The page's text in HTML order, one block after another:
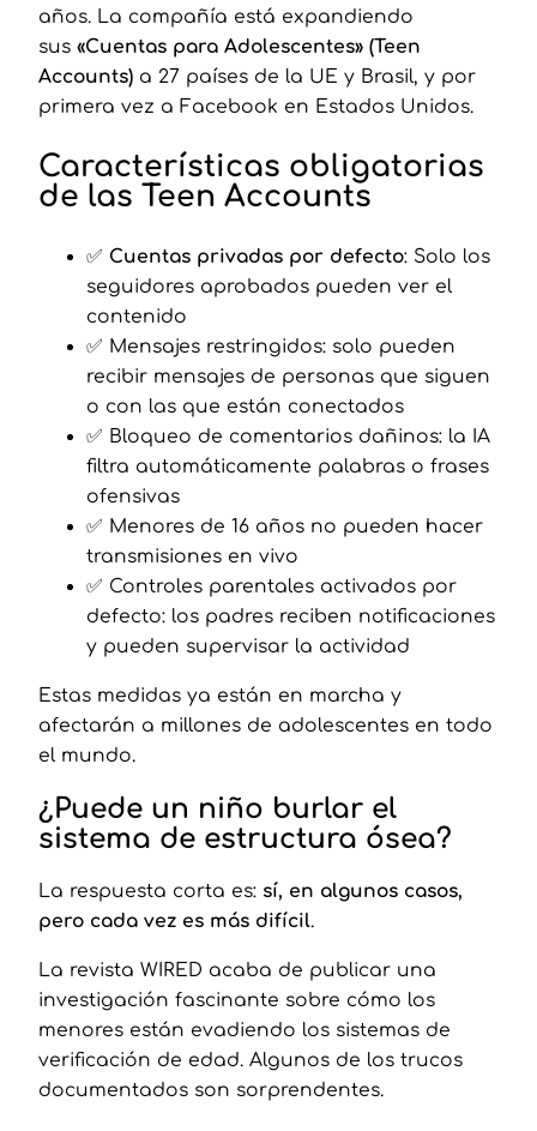
años. La compañía está expandiendo
sus «Cuentas para Adolescentes» (Teen
Accounts)a 27 países de la UE y Brasil, y por
primera vez a Facebook en Estados Unidos.
Características obligatorias
de las Teen Accounts
✅ Cuentas privadas por defecto: Solo los
seguidores aprobados pueden ver el
contenido
✅ Mensajes restringidos: solo pueden
recibir mensajes de personas que siguen
o con las que están conectados
✅ Bloqueo de comentarios dañinos: la IA
filtra automáticamente palabras o frases
ofensivas
✅ Menores de 16 años no pueden hacer
transmisiones en vivo
✅ Controles parentales activados por
defecto: los padres reciben notificaciones
y pueden supervisar la actividad
Estas medidas ya están en marcha y
afectarán a millones de adolescentes en todo
el mundo.
¿Puede un niño burlar el
sistema de estructura ósea?
La respuesta corta es: sí, en algunos casos,
pero cada vez es más difícil.
La revista WIRED acaba de publicar una
investigación fascinante sobre cómo los
menores están evadiendo los sistemas de
verificación de edad. Algunos de los trucos
documentados son sorprendentes.